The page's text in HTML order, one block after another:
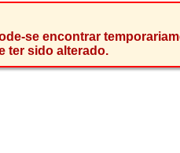
se encontrar
ter sido alterado.